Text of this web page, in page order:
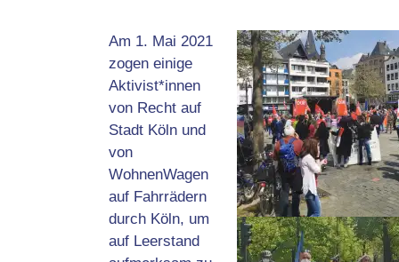
Am 1. Mai 2021
zogen einige
Aktivist*innen
von Recht auf
Stadt Köln und
von
WohnenWagen
auf Fahrrädern
durch Köln, um
auf Leerstand